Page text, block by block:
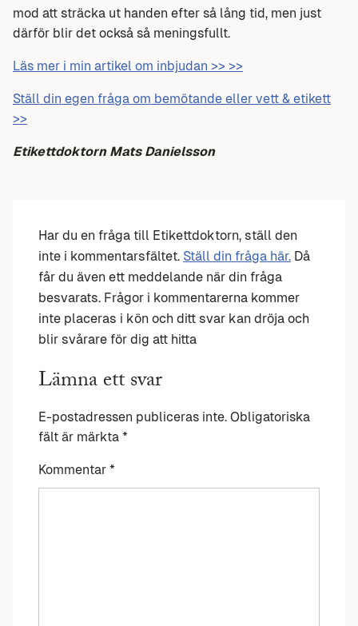
mod att sträcka ut handen efter så lång tid, men just
därför blir det också så meningsfullt.
Läs mer i min artikel om inbjudan >> >>
Ställ din egen fråga om bemötande eller vett & etikett
>>
Etikettdoktorn Mats Danielsson
Har du en fråga till Etikettdoktorn, ställ den
inte i kommentarsfältet. Ställ din fråga här. Då
får du även ett meddelande när din fråga
besvarats. Frågor i kommentarerna kommer
inte placeras i kön och ditt svar kan dröja och
blir svårare för dig att hitta
Lämna ett svar
E-postadressen publiceras inte. Obligatoriska
fält är märkta *
Kommentar *